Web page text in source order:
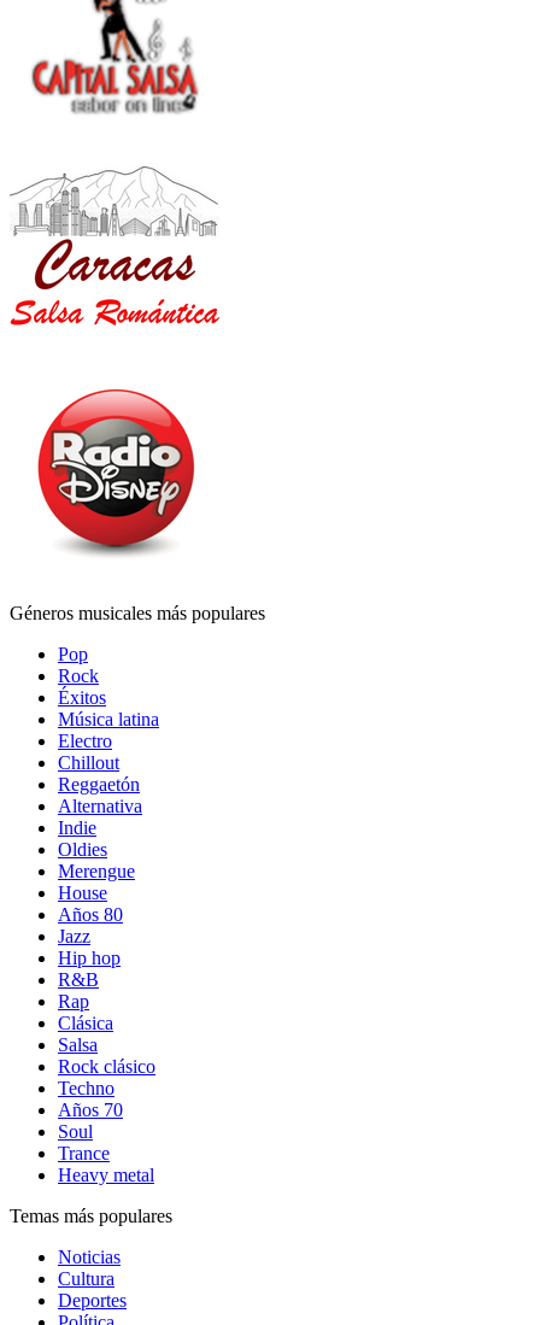
Géneros musicales más populares
Pop
Rock
Éxitos
Música latina
Electro
Chillout
Reggaetón
Alternativa
Indie
Oldies
Merengue
House
Años 80
Jazz
Hip hop
R&B
Rap
Clásica
Salsa
Rock clásico
Techno
Años 70
Soul
Trance
Heavy metal
Temas más populares
Noticias
Cultura
Deportes